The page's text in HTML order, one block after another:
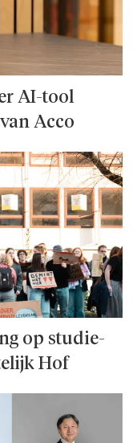
AI-tool
Acco
op studie­
Hof